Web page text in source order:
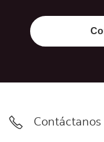
Contáctanos